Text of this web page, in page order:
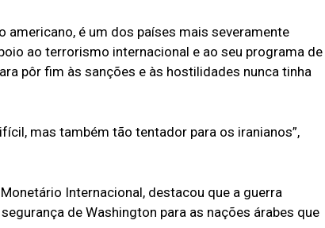
é um dos países mais severamente
ao terrorismo internacional e ao seu programa de
pôr fim às sanções e às hostilidades nunca tinha
mas também tão tentador para os iranianos”,
Internacional, destacou que a guerra
de Washington para as nações árabes que